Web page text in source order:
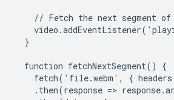
// Fetch the next segment
  }
  function fetchNextSegment() {
fetch('file.webm', {
.then(response =>